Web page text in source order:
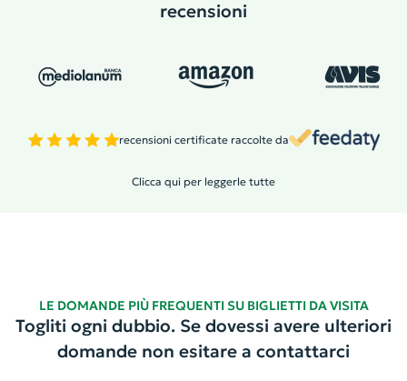
recensioni
recensioni certificate raccolte da
Clicca qui per leggerle tutte
LE DOMANDE PIÙ FREQUENTI SU BIGLIETTI DA VISITA
Togliti ogni dubbio. Se dovessi avere ulteriori
domande non esitare a contattarci